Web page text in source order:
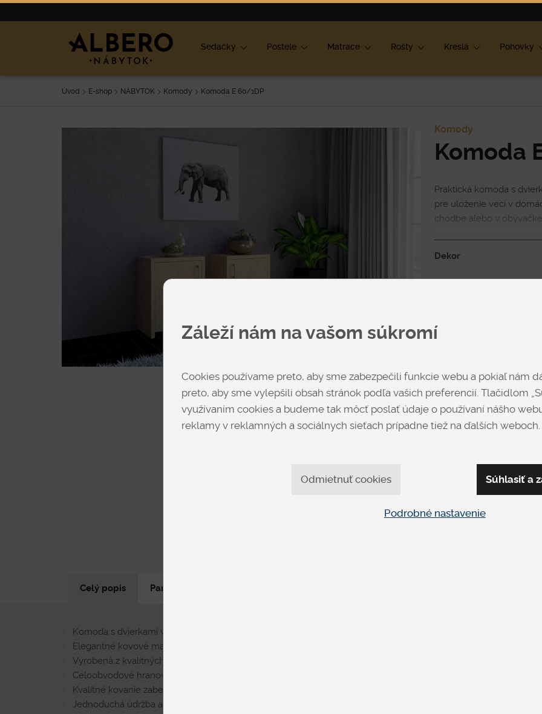
Sedačky Postele Matrace Rošty Kreslá Pohovky
Nábytok
Výpredaj
O nás
Blog
Ako vybrať nábytok
Úvod E-shop NÁBYTOK Komody Komoda E 60/1DP
Komody
Komoda
Praktická komoda s
pre uloženie vecí v
chodbe alebo v
Dekor
Cena
od € 419
Celý popis Parametre produktu
Komoda s dvierkami v pravom prevedení, šírka 60 cm
Elegantné kovové madlo na výber: hliník alebo antracit
Vyrobená z kvalitných DTD dosiek hrúbky 38 mm / 18 mm
Celoobvodové hranovanie ABS hranou pre dlhšiu životnosť a vyššiu odolnosť
Kvalitné kovanie zabezpečuje tiché zatváranie dvierok
Jednoduchá údržba a odolnosť laminovaného povrchu
Záleží nám na vašom súkromí
Cookies používame preto, aby sme zabezpečili funkcie webu a pokiaľ nám
preto, aby sme vylepšili obsah stránok podľa vašich preferencií. Tlačidlom
využívaním cookies a budeme tak môcť poslať údaje o používaní nášho
reklamy v reklamných a sociálnych sieťach prípadne tiež na ďalších weboch.
Odmietnuť cookies Súhlasiť a
Podrobné nastavenie